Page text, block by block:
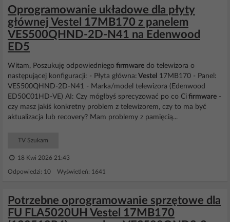
Oprogramowanie układowe dla płyty
głównej Vestel 17MB170 z panelem
VES500QHND-2D-N41 na Edenwood
ED5
Witam, Poszukuję odpowiedniego firmware do telewizora o
następującej konfiguracji: - Płyta główna: Vestel 17MB170 - Panel:
VES500QHND-2D-N41 - Marka/model telewizora (Edenwood
ED50C01HD-VE) AI: Czy mógłbyś sprecyzować po co Ci firmware -
czy masz jakiś konkretny problem z telewizorem, czy to ma być
aktualizacja lub recovery? Mam problemy z pamięcią...
TV Szukam
18 Kwi 2026 21:43
Odpowiedzi: 10 Wyświetleń: 1641
Potrzebne oprogramowanie sprzętowe dla
FU FLA5020UH Vestel 17MB170